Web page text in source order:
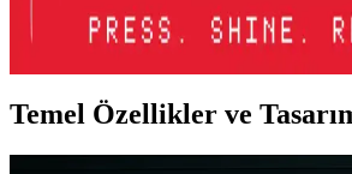
katan nemlendirici lip gloss ürünüdür.
tasarımıyla öne çıkar.
Temel Özellikler ve